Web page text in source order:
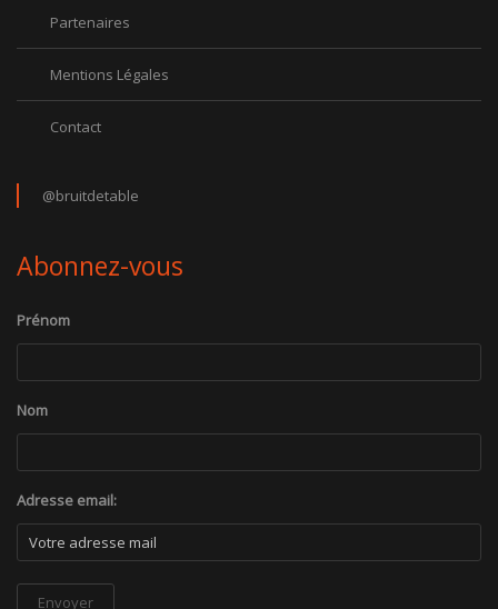
Partenaires
Mentions Légales
Contact
@bruitdetable
Abonnez-vous
Prénom
Nom
Adresse email: